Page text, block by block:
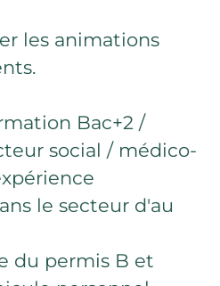
les animations
Bac+2 /
social / médico-
le secteur d'au
du permis B et